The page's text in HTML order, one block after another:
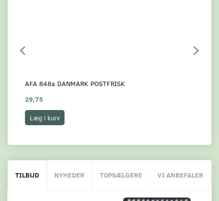
AFA 848a DANMARK POSTFRISK
29,75
Læg i kurv
TILBUD NYHEDER TOPSÆLGERE VI ANBEFALER